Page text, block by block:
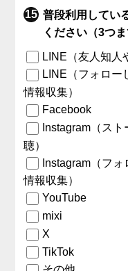
普段利用してい
ください（3つま
LINE（友人知人
LINE（フォロー
情報収集）
Facebook
Instagram（ス
聴）
Instagram（フ
情報収集）
YouTube
mixi
X
TikTok